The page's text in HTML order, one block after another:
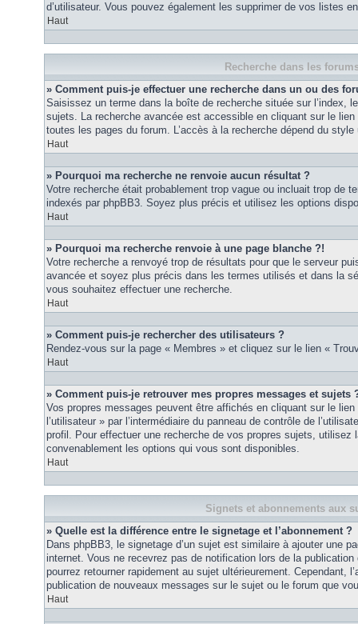
d’utilisateur. Vous pouvez également les supprimer de vos listes
Haut
Recherche dans les
» Comment puis-je effectuer une recherche dans un ou des
Saisissez un terme dans la boîte de recherche située sur l’index,
sujets. La recherche avancée est accessible en cliquant sur le
toutes les pages du forum. L’accès à la recherche dépend du style
Haut
» Pourquoi ma recherche ne renvoie aucun résultat ?
Votre recherche était probablement trop vague ou incluait trop de
indexés par phpBB3. Soyez plus précis et utilisez les options
Haut
» Pourquoi ma recherche renvoie à une page blanche ?!
Votre recherche a renvoyé trop de résultats pour que le serveur
avancée et soyez plus précis dans les termes utilisés et dans la
vous souhaitez effectuer une recherche.
Haut
» Comment puis-je rechercher des utilisateurs ?
Rendez-vous sur la page « Membres » et cliquez sur le lien «
Haut
» Comment puis-je retrouver mes propres messages et sujets
Vos propres messages peuvent être affichés en cliquant sur le
l’utilisateur » par l’intermédiaire du panneau de contrôle de
profil. Pour effectuer une recherche de vos propres sujets, utilisez
convenablement les options qui vous sont disponibles.
Haut
Signets et abonnements aux
» Quelle est la différence entre le signetage et l’abonnement ?
Dans phpBB3, le signetage d’un sujet est similaire à ajouter une
internet. Vous ne recevrez pas de notification lors de la publication
pourrez retourner rapidement au sujet ultérieurement. Cependant,
publication de nouveaux messages sur le sujet ou le forum que
Haut